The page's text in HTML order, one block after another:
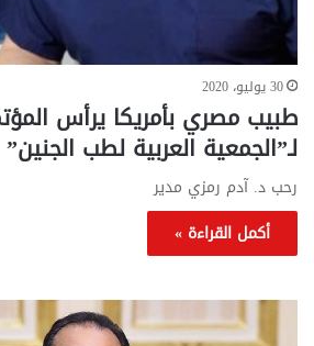
30 يوليو، 2020
طبيب مصري بأمريكا يرأس
لـ”الجمعية العربية لطب الجنين”
رحب د. آدم رمزي مدير
أكمل القراءة »
تحركات
حكومية